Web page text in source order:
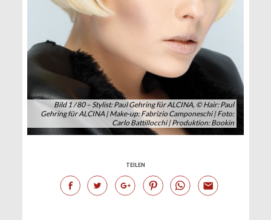
Bild 1 / 80 – Stylist: Paul Gehring für ALCINA, © Hair: Paul
Gehring für ALCINA | Make-up: Fabrizio Camponeschi | Foto:
Carlo Battillocchi | Produktion: Bookin
TEILEN